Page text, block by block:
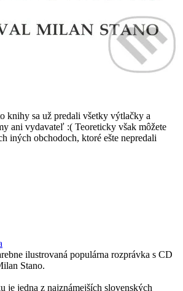
knihy sa už predali všetky výtlačky a
ani vydavateľ :( Teoreticky však môžete
iných obchodoch, ktoré ešte nepredali
ilustrovaná populárna rozprávka s CD
Stano.
je jedna z najznámejších slovenských